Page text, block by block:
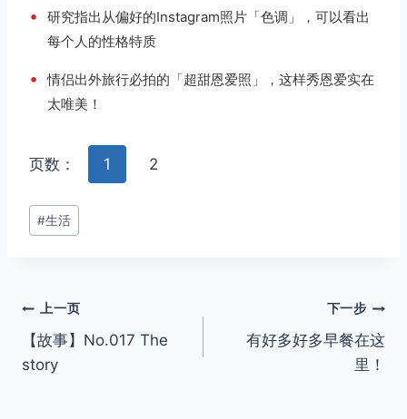
•
研究指出从偏好的Instagram照片「色调」，可以看出
每个人的性格特质
•
情侣出外旅行必拍的「超甜恩爱照」，这样秀恩爱实在
太唯美！
页数： 1 2
文
章
#生活
文
章
上一页
【故事】No.017 The
story
下一步
有好多好多早餐在这
里！